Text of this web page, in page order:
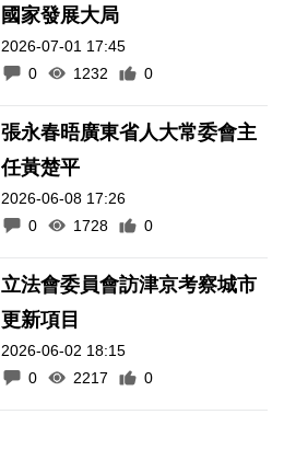
國家發展大局
2026-07-01 17:45
0
1232 0
張永春晤廣東省人大常委會主
任黃楚平
2026-06-08 17:26
0
1728 0
立法會委員會訪津京考察城市
更新項目
2026-06-02 18:15
0
2217 0